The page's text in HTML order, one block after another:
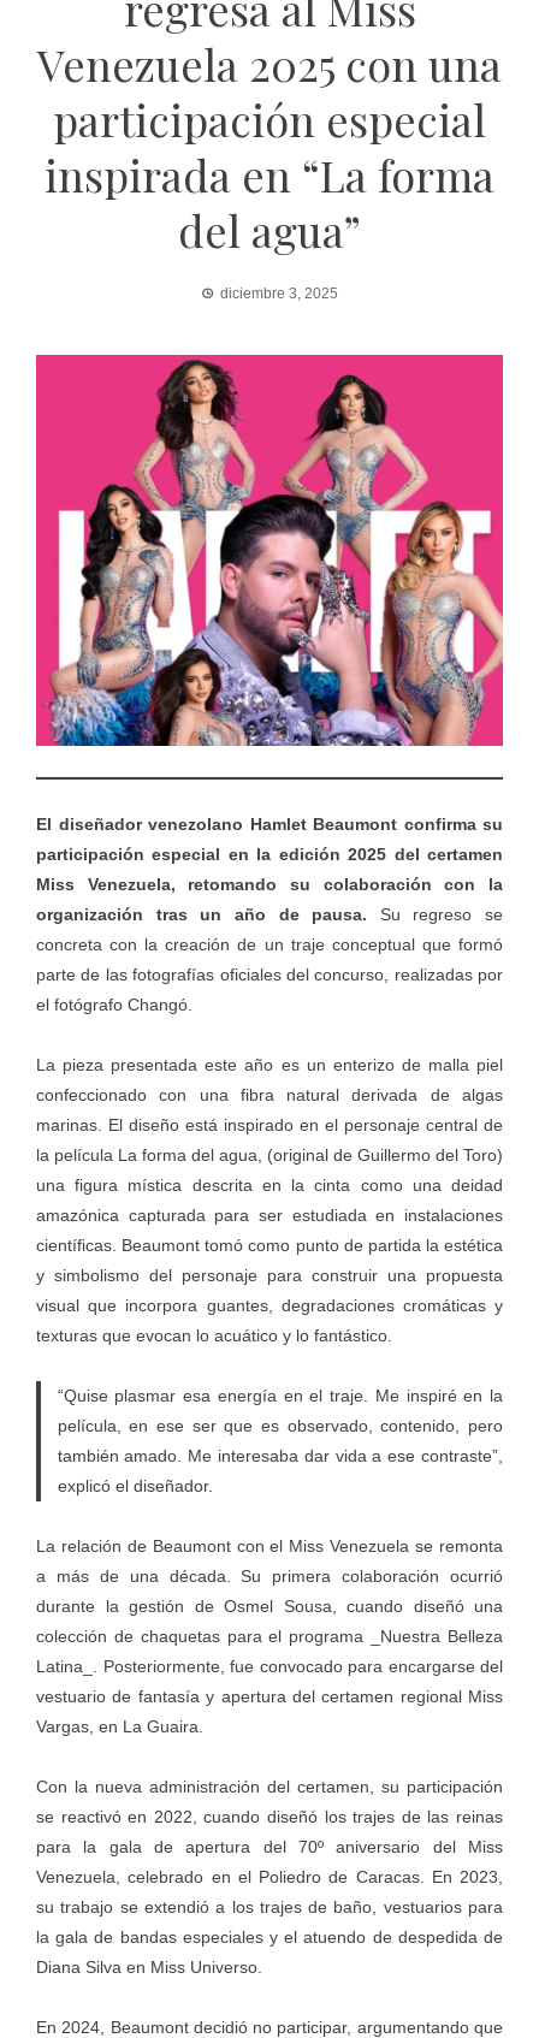
Venezuela 2025 con una
participación especial
inspirada en “La forma
del agua”
diciembre 3, 2025
El diseñador venezolano Hamlet Beaumont confirma su
participación especial en la edición 2025 del certamen
Miss Venezuela, retomando su colaboración con la
organización tras un año de pausa. Su regreso se
concreta con la creación de un traje conceptual que formó
parte de las fotografías oficiales del concurso, realizadas por
el fotógrafo Changó.
La pieza presentada este año es un enterizo de malla piel
confeccionado con una fibra natural derivada de algas
marinas. El diseño está inspirado en el personaje central de
la película La forma del agua, (original de Guillermo del Toro)
una figura mística descrita en la cinta como una deidad
amazónica capturada para ser estudiada en instalaciones
científicas. Beaumont tomó como punto de partida la estética
y simbolismo del personaje para construir una propuesta
visual que incorpora guantes, degradaciones cromáticas y
texturas que evocan lo acuático y lo fantástico.
“Quise plasmar esa energía en el traje. Me inspiré en la
película, en ese ser que es observado, contenido, pero
también amado. Me interesaba dar vida a ese contraste”,
explicó el diseñador.
La relación de Beaumont con el Miss Venezuela se remonta
a más de una década. Su primera colaboración ocurrió
durante la gestión de Osmel Sousa, cuando diseñó una
colección de chaquetas para el programa _Nuestra Belleza
Latina_. Posteriormente, fue convocado para encargarse del
vestuario de fantasía y apertura del certamen regional Miss
Vargas, en La Guaira.
Con la nueva administración del certamen, su participación
se reactivó en 2022, cuando diseñó los trajes de las reinas
para la gala de apertura del 70º aniversario del Miss
Venezuela, celebrado en el Poliedro de Caracas. En 2023,
su trabajo se extendió a los trajes de baño, vestuarios para
la gala de bandas especiales y el atuendo de despedida de
Diana Silva en Miss Universo.
En 2024, Beaumont decidió no participar, argumentando que